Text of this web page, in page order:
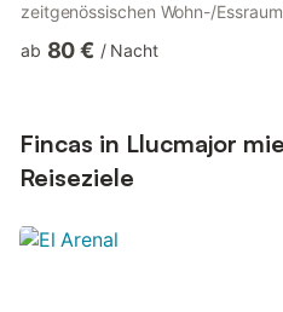
zeitgenössischen Wohn-/
Einzelbetten, die zu einem
außerdem WLAN, eine
Babybett und ein Kinderh...
ab 80 € / Nacht
Fincas in Llucmajor
Reiseziele